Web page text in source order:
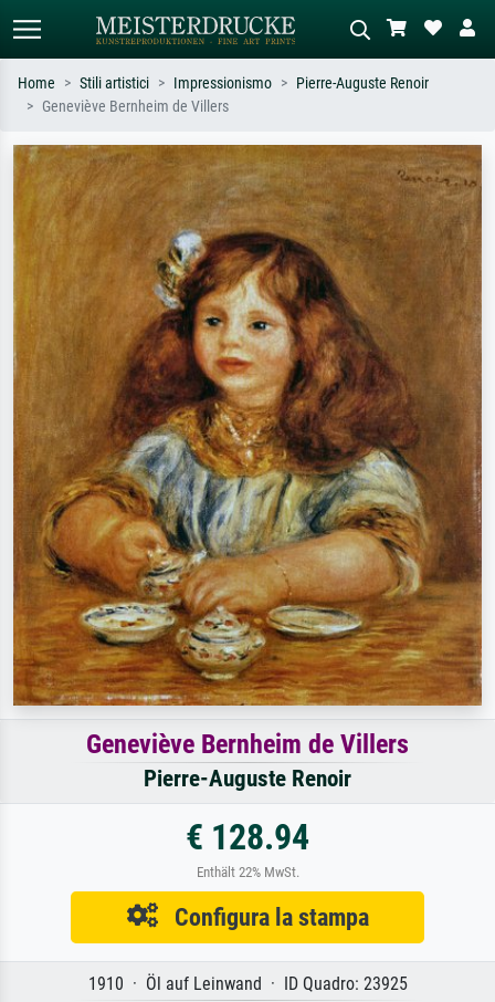
Cerca per artista, titolo o stile – es.
Monet, Notte stellata,
Impressionismo, onda di Hokusai,
Descrivi la scena – es. prato verde,
astratto con molto rosso, dipinto a
olio scuro, nudo in piedi vicino a un
albero.
Home Stili artistici Impressionismo
Pierre-Auguste Renoir
Geneviève Bernheim de Villers
Geneviève Bernheim de Villers
Pierre-Auguste Renoir
€ 128.94
Enthält 22% MwSt.
Configura la stampa
1910 · Öl auf Leinwand · ID Quadro: 23925